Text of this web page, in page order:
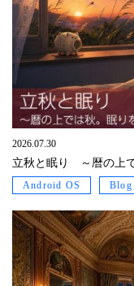
2026.07.30
立秋と眠り ～暦の上
Android OS Blog